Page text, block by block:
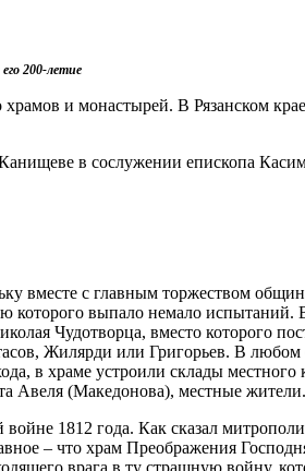
200-летие
и монастырей. В Рязанском
в сослужении епископа
вместе с главным торжеством
которого выпало немало испытаний.
Чудотворца, вместо которого
Жилярди или Григорьев. В любом
в храме устроили склады местного
Авеля (Македонова), местные жители.
1812 года. Как сказал
– что храм Преображения